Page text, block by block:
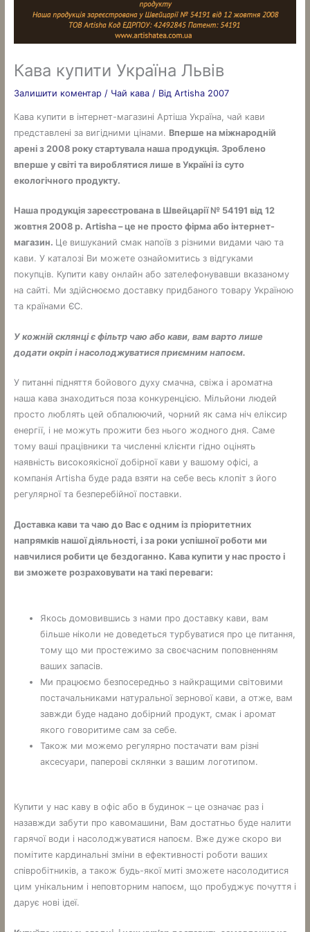
Кава купити Україна Львів
Залишити коментар / Чай кава/ Від Artisha 2007
Кава купити в інтернет-магазині Артіша Україна, чай кави
представлені за вигідними цінами. Вперше на міжнародній
арені з 2008 року стартувала наша продукція. Зроблено
вперше у світі та вироблятися лише в Україні із суто
екологічного продукту.
Наша продукція зареєстрована в Швейцарії № 54191 від 12
жовтня 2008 р. Artisha – це не просто фірма або інтернет-
магазин. Це вишуканий смак напоїв з різними видами чаю та
кави. У каталозі Ви можете ознайомитись з відгуками
покупців. Купити каву онлайн або зателефонувавши вказаному
на сайті. Ми здійснюємо доставку придбаного товару Україною
та країнами ЄС.
У кожній склянці є фільтр чаю або кави, вам варто лише
додати окріп і насолоджуватися приємним напоєм.
У питанні підняття бойового духу смачна, свіжа і ароматна
наша кава знаходиться поза конкуренцією. Мільйони людей
просто люблять цей обпалюючий, чорний як сама ніч еліксир
енергії, і не можуть прожити без нього жодного дня. Саме
тому ваші працівники та численні клієнти гідно оцінять
наявність високоякісної добірної кави у вашому офісі, а
компанія Artisha буде рада взяти на себе весь клопіт з його
регулярної та безперебійної поставки.
Доставка кави та чаю до Вас є одним із пріоритетних
напрямків нашої діяльності, і за роки успішної роботи ми
навчилися робити це бездоганно. Кава купити у нас просто і
ви зможете розраховувати на такі переваги:
Якось домовившись з нами про доставку кави, вам
більше ніколи не доведеться турбуватися про це питання,
тому що ми простежимо за своєчасним поповненням
ваших запасів.
Ми працюємо безпосередньо з найкращими світовими
постачальниками натуральної зернової кави, а отже, вам
завжди буде надано добірний продукт, смак і аромат
якого говоритиме сам за себе.
Також ми можемо регулярно постачати вам різні
аксесуари, паперові склянки з вашим логотипом.
Купити у нас каву в офіс або в будинок – це означає раз і
назавжди забути про кавомашини, Вам достатньо буде налити
гарячої води і насолоджуватися напоєм. Вже дуже скоро ви
помітите кардинальні зміни в ефективності роботи ваших
співробітників, а також будь-якої миті зможете насолодитися
цим унікальним і неповторним напоєм, що пробуджує почуття і
дарує нові ідеї.